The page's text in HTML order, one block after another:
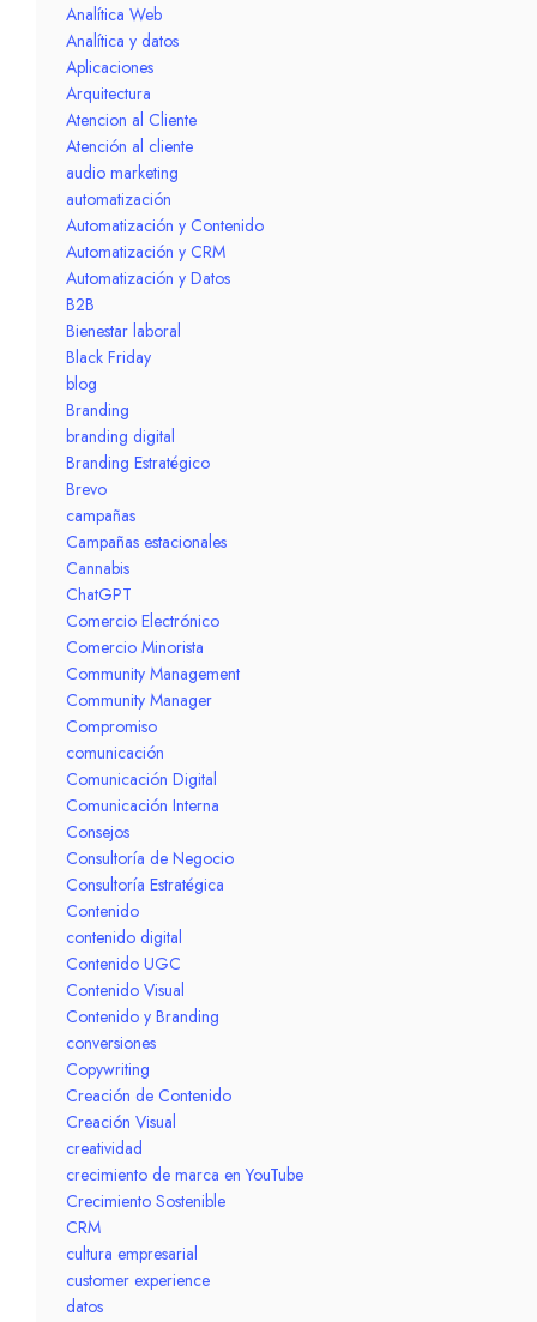
Analítica Web
Analítica y datos
Aplicaciones
Arquitectura
Atencion al Cliente
Atención al cliente
audio marketing
automatización
Automatización y Contenido
Automatización y CRM
Automatización y Datos
B2B
Bienestar laboral
Black Friday
blog
Branding
branding digital
Branding Estratégico
Brevo
campañas
Campañas estacionales
Cannabis
ChatGPT
Comercio Electrónico
Comercio Minorista
Community Management
Community Manager
Compromiso
comunicación
Comunicación Digital
Comunicación Interna
Consejos
Consultoría de Negocio
Consultoría Estratégica
Contenido
contenido digital
Contenido UGC
Contenido Visual
Contenido y Branding
conversiones
Copywriting
Creación de Contenido
Creación Visual
creatividad
crecimiento de marca en YouTube
Crecimiento Sostenible
CRM
cultura empresarial
customer experience
datos